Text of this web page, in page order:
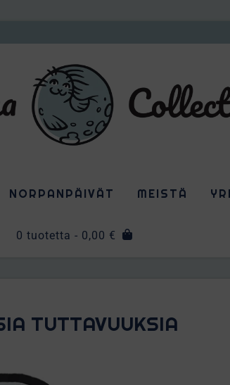
NORPANPÄIVÄT MEISTÄ
0 tuotetta - 0,00 €
TUTTAVUUKSIA